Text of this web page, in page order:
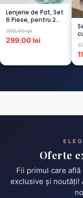
Lenjerie de Pat, Set
6 Piese, pentru 2
persoana,
TURCOA...
399.00 lei
299.00 lei
Oferte
Fii primul care
exclusive și noutăți!